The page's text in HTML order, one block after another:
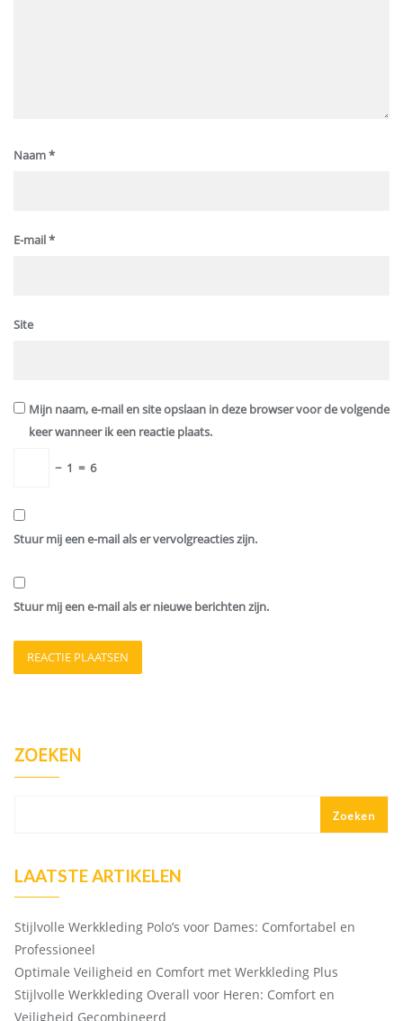
Naam*
E-mail*
Site
Mijn naam, e-mail en site opslaan in deze browser voor de volgende
keer wanneer ik een reactie plaats.
− 1 = 6
Stuur mij een e-mail als er vervolgreacties zijn.
Stuur mij een e-mail als er nieuwe berichten zijn.
ZOEKEN
Zoeken
LAATSTE ARTIKELEN
Stijlvolle Werkkleding Polo’s voor Dames: Comfortabel en
Professioneel
Optimale Veiligheid en Comfort met Werkkleding Plus
Stijlvolle Werkkleding Overall voor Heren: Comfort en
Veiligheid Gecombineerd